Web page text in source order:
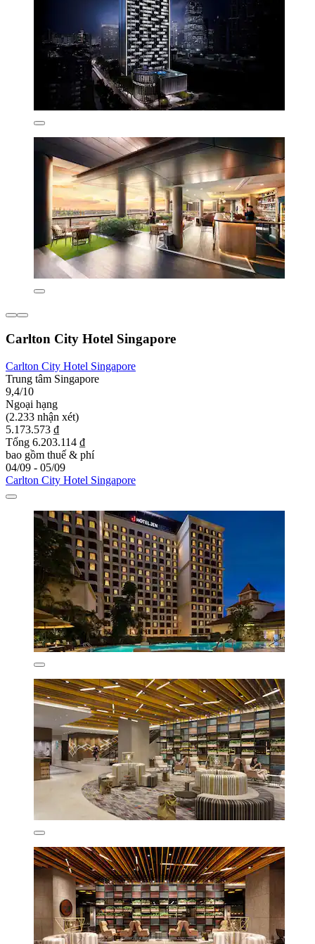
Carlton City Hotel Singapore
Carlton City Hotel Singapore
Trung tâm Singapore
9,4/10
Ngoại hạng
(2.233 nhận xét)
5.173.573 ₫
Tổng 6.203.114 ₫
bao gồm thuế & phí
04/09 - 05/09
Carlton City Hotel Singapore